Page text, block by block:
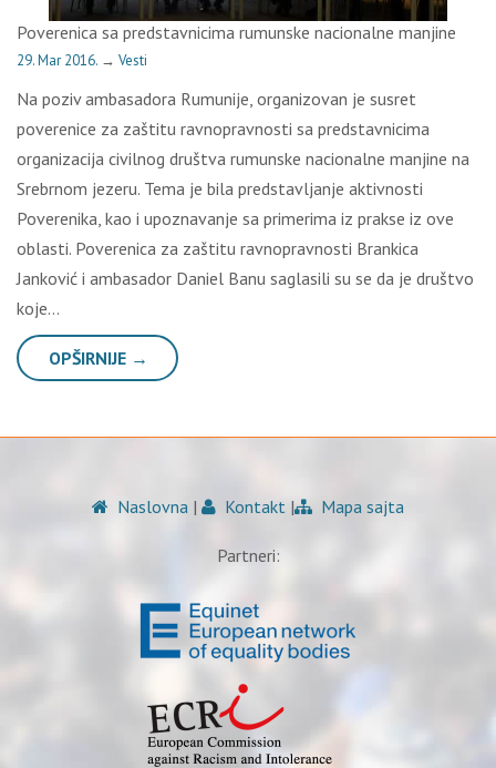
Poverenica sa predstavnicima rumunske nacionalne manjine
29. Mar 2016. → Vesti
Na poziv ambasadora Rumunije, organizovan je susret
poverenice za zaštitu ravnopravnosti sa predstavnicima
organizacija civilnog društva rumunske nacionalne manjine na
Srebrnom jezeru. Tema je bila predstavljanje aktivnosti
Poverenika, kao i upoznavanje sa primerima iz prakse iz ove
oblasti. Poverenica za zaštitu ravnopravnosti Brankica
Janković i ambasador Daniel Banu saglasili su se da je društvo
koje…
OPŠIRNIJE →
Naslovna | Kontakt | Mapa sajta
Partneri: